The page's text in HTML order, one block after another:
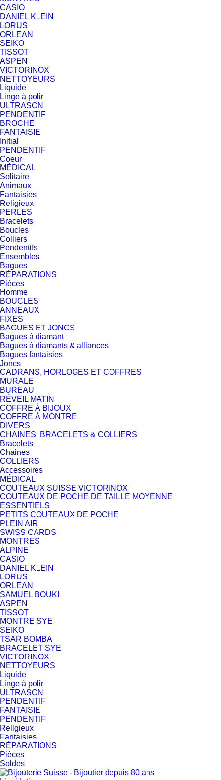
CASIO
DANIEL KLEIN
LORUS
ORLEAN
SEIKO
TISSOT
ASPEN
VICTORINOX
NETTOYEURS
Liquide
Linge à polir
ULTRASON
PENDENTIF
BROCHE
FANTAISIE
Initial
PENDENTIF
Coeur
MÉDICAL
Solitaire
Animaux
Fantaisies
Religieux
PERLES
Bracelets
Boucles
Colliers
Pendentifs
Ensembles
Bagues
RÉPARATIONS
Pièces
Homme
BOUCLES
ANNEAUX
FIXES
BAGUES ET JONCS
Bagues à diamant
Bagues à diamants & alliances
Bagues fantaisies
Joncs
CADRANS, HORLOGES ET COFFRES
MURALE
BUREAU
RÉVEIL MATIN
COFFRE À BIJOUX
COFFRE À MONTRE
DIVERS
CHAINES, BRACELETS & COLLIERS
Bracelets
Chaines
COLLIERS
Accessoires
MÉDICAL
COUTEAUX SUISSE VICTORINOX
COUTEAUX DE POCHE DE TAILLE MOYENNE
ESSENTIELS
PETITS COUTEAUX DE POCHE
PLEIN AIR
SWISS CARDS
MONTRES
ALPINE
CASIO
DANIEL KLEIN
LORUS
ORLEAN
SAMUEL BOUKI
ASPEN
TISSOT
MONTRE SYE
SEIKO
TSAR BOMBA
BRACELET SYE
VICTORINOX
NETTOYEURS
Liquide
Linge à polir
ULTRASON
PENDENTIF
FANTAISIE
PENDENTIF
Religieux
Fantaisies
RÉPARATIONS
Pièces
Soldes